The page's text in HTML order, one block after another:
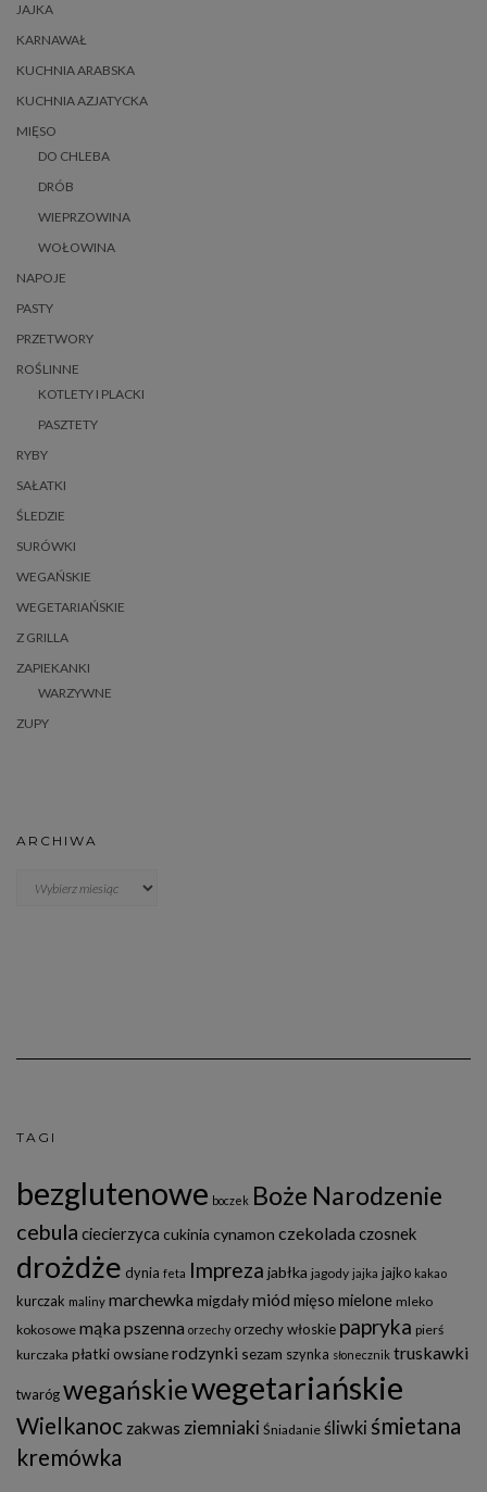
JAJKA
KARNAWAŁ
KUCHNIA ARABSKA
KUCHNIA AZJATYCKA
MIĘSO
DO CHLEBA
DRÓB
WIEPRZOWINA
WOŁOWINA
NAPOJE
PASTY
PRZETWORY
ROŚLINNE
KOTLETY I PLACKI
PASZTETY
RYBY
SAŁATKI
ŚLEDZIE
SURÓWKI
WEGAŃSKIE
WEGETARIAŃSKIE
Z GRILLA
ZAPIEKANKI
WARZYWNE
ZUPY
ARCHIWA
TAGI
bezglutenowe boczek Boże Narodzenie
cebula ciecierzyca cukinia cynamon czekolada czosnek
drożdże dynia feta Impreza jabłka jagody jajka jajko kakao
kurczak maliny marchewka migdałymiód mięso mielone mleko
kokosowe mąka pszenna orzechy orzechy włoskie papryka pierś
kurczaka płatki owsianerodzynki sezam szynka słonecznik truskawki
twarógwegańskiewegetariańskie
Wielkanoc zakwas ziemniaki Śniadanie śliwki śmietana
kremówka